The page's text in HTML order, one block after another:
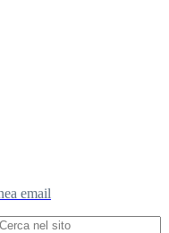
email